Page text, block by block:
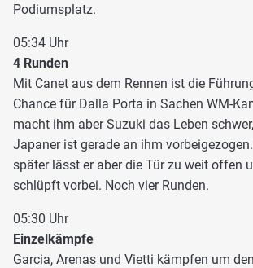
Podiumsplatz.
05:34 Uhr
4 Runden
Mit Canet aus dem Rennen ist die
Chance für Dalla Porta in Sachen WM-
macht ihm aber Suzuki das Leben
Japaner ist gerade an ihm
später lässt er aber die Tür zu weit offen
schlüpft vorbei. Noch vier Runden.
05:30 Uhr
Einzelkämpfe
Garcia, Arenas und Vietti kämpfen um